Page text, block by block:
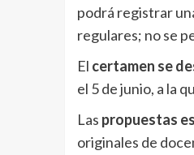
podrá registrar
regulares; no se
El certamen se
el 5 de junio, a la
Las propuestas
originales de